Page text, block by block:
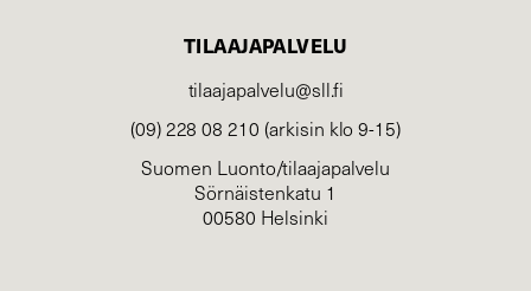
TILAAJAPALVELU
tilaajapalvelu@sll.fi
(09) 228 08 210 (arkisin klo 9-15)
Suomen Luonto/tilaajapalvelu
Sörnäistenkatu 1
00580 Helsinki